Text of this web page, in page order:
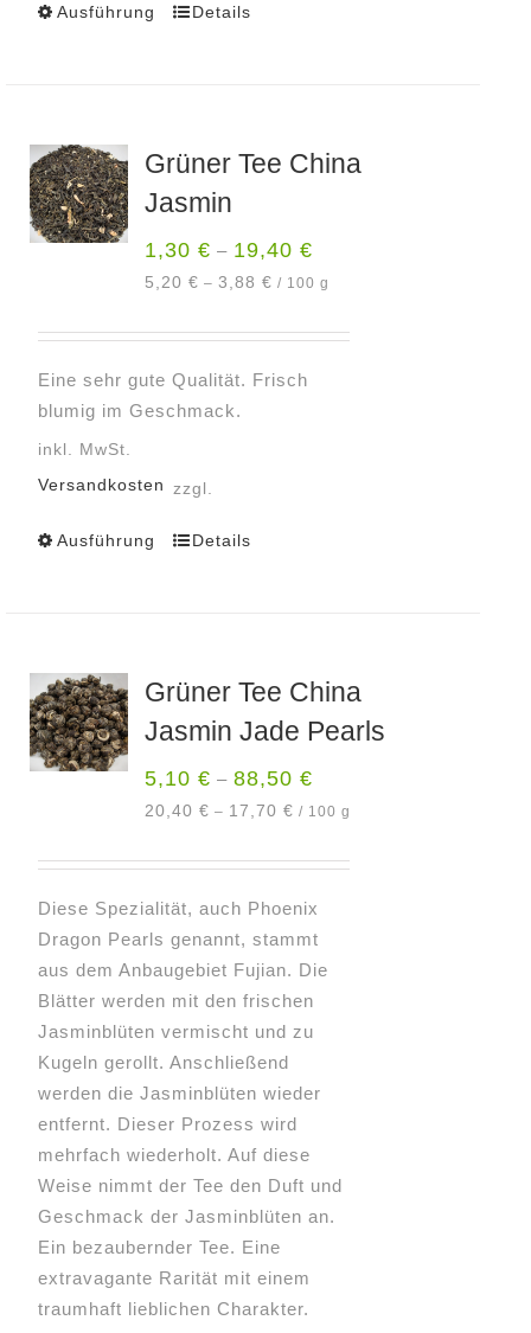
Ausführung
Dieses
auf.
Die
können
auf
gewählt
werden
Details
Grüner Tee China
Jasmin
1,30€ – 19,40€
5,20€ –3,88€ / 100 g
Eine sehr gute Qualität. Frisch
blumig im Geschmack.
inkl. MwSt.
zzgl.
Versandkosten
Ausführung
Dieses
auf.
Die
können
auf
gewählt
werden
Details
Grüner Tee China
Jasmin Jade Pearls
5,10€ –88,50€
20,40€ – 17,70€ / 100 g
Diese Spezialität, auch Phoenix
Dragon Pearls genannt, stammt
aus dem Anbaugebiet Fujian. Die
Blätter werden mit den frischen
Jasminblüten vermischt und zu
Kugeln gerollt. Anschließend
werden die Jasminblüten wieder
entfernt. Dieser Prozess wird
mehrfach wiederholt. Auf diese
Weise nimmt der Tee den Duft und
Geschmack der Jasminblüten an.
Ein bezaubernder Tee. Eine
extravagante Rarität mit einem
traumhaft lieblichen Charakter.